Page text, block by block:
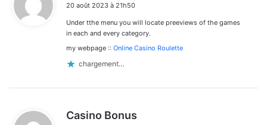
20 août 2023 à 21h50
Under tthe menu you will locate preeviews of the games
in each and every category.
my webpage :: Online Casino Roulette
chargement…
Casino Bonus